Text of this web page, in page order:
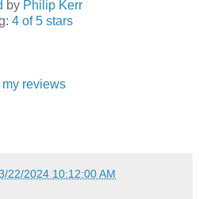
by Philip Kerr
4 of 5 stars
reviews
22/2024 10:12:00 AM